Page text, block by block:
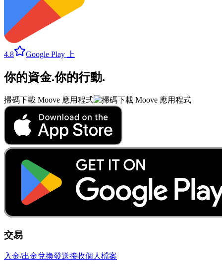
4.8 Google Play 上
你的資金.你的行動.
掃碼下載 Moove 應用程式
交易
入金/出金兌換發送接收個人檔案